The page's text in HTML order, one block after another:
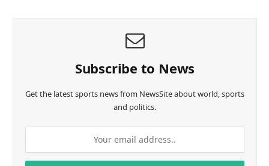
Subscribe to News
Get the latest sports news from NewsSite about world, sports
and politics.